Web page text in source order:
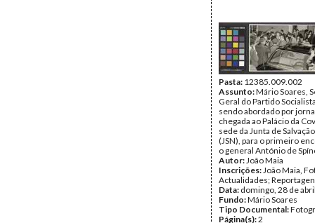
Pasta: 12385.009.002
Assunto:Mário Soares,
Geral do Partido
sendo abordado por
chegada ao Palácio da
sede da Junta de
(JSN), para o primeiro
o general António de
Autor:João Maia
Inscrições:João Maia,
Actualidades;
Data: domingo, 28 de
Fundo:Mário Soares
Tipo Documental:
Página(s):2